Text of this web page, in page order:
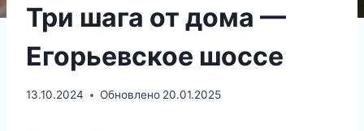
Три шага от дома —
Егорьевское шоссе
13.10.2024 Обновлено 20.01.2025